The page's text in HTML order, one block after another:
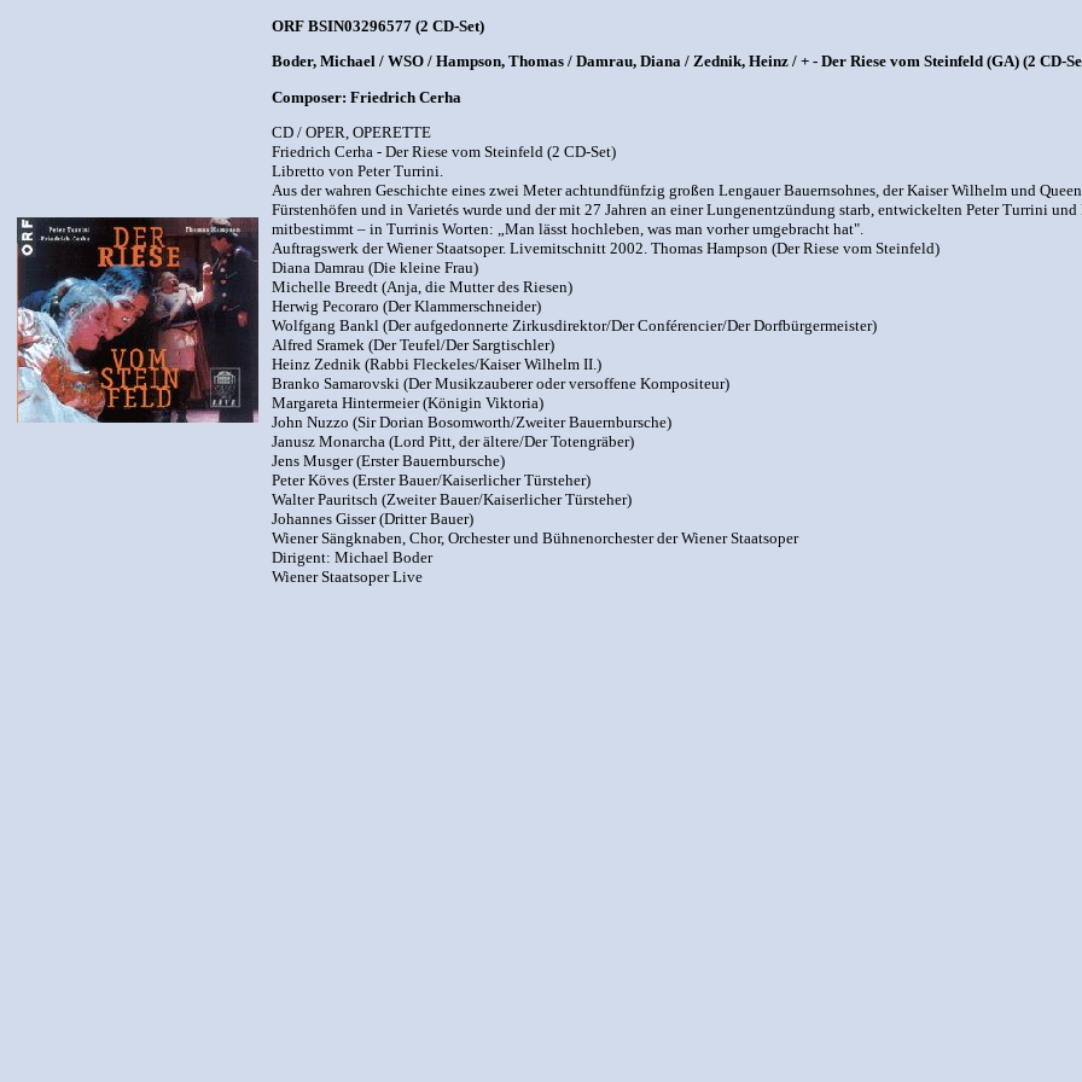
ORF BSIN03296577 (2 CD-Set)
Boder, Michael / WSO / Hampson, Thomas / Damrau, Diana / Zednik, Heinz / + - Der Riese vom Steinfeld (GA) (2 CD-
Composer: Friedrich Cerha
CD / OPER, OPERETTE
Friedrich Cerha - Der Riese vom Steinfeld (2 CD-Set)
Libretto von Peter Turrini.
Aus der wahren Geschichte eines zwei Meter achtundfünfzig großen Lengauer Bauernsohnes, der Kaiser Wilhelm und
Fürstenhöfen und in Varietés wurde und der mit 27 Jahren an einer Lungenentzündung starb, entwickelten Peter Turrini
mitbestimmt – in Turrinis Worten: „Man lässt hochleben, was man vorher umgebracht hat".
Auftragswerk der Wiener Staatsoper. Livemitschnitt 2002. Thomas Hampson (Der Riese vom Steinfeld)
Diana Damrau (Die kleine Frau)
Michelle Breedt (Anja, die Mutter des Riesen)
Herwig Pecoraro (Der Klammerschneider)
Wolfgang Bankl (Der aufgedonnerte Zirkusdirektor/Der Conférencier/Der Dorfbürgermeister)
Alfred Sramek (Der Teufel/Der Sargtischler)
Heinz Zednik (Rabbi Fleckeles/Kaiser Wilhelm II.)
Branko Samarovski (Der Musikzauberer oder versoffene Kompositeur)
Margareta Hintermeier (Königin Viktoria)
John Nuzzo (Sir Dorian Bosomworth/Zweiter Bauernbursche)
Janusz Monarcha (Lord Pitt, der ältere/Der Totengräber)
Jens Musger (Erster Bauernbursche)
Peter Köves (Erster Bauer/Kaiserlicher Türsteher)
Walter Pauritsch (Zweiter Bauer/Kaiserlicher Türsteher)
Johannes Gisser (Dritter Bauer)
Wiener Sängknaben, Chor, Orchester und Bühnenorchester der Wiener Staatsoper
Dirigent: Michael Boder
Wiener Staatsoper Live